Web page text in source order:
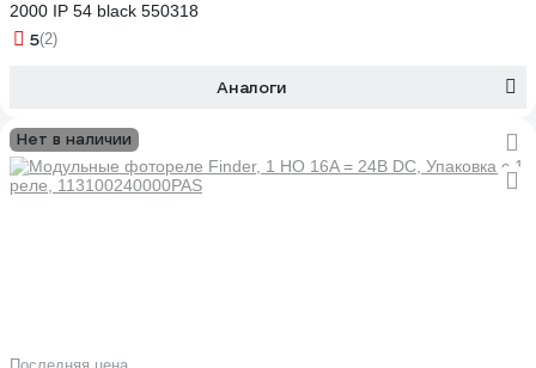
2000 IP 54 black 550318
5(2)
Аналоги
Нет в наличии